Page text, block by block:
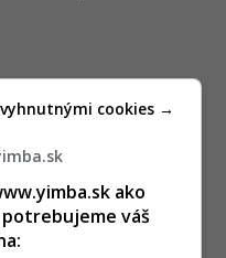
ako
váš
cookies →